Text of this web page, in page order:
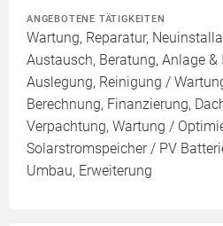
ANGEBOTENE TÄTIGKEITEN
Wartung, Reparatur,
Austausch, Beratung, Anlage
Auslegung, Reinigung /
Berechnung, Finanzierung,
Verpachtung, Wartung /
Solarstromspeicher / PV
Umbau, Erweiterung